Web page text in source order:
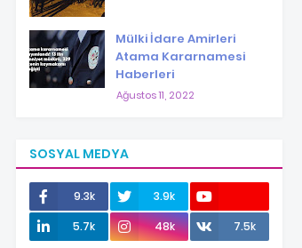
Mülki İdare Amirleri
Atama Kararnamesi
Haberleri
Ağustos 11, 2022
SOSYAL MEDYA
9.3k
3.9k
12.0k
5.7k 48k 7.5k